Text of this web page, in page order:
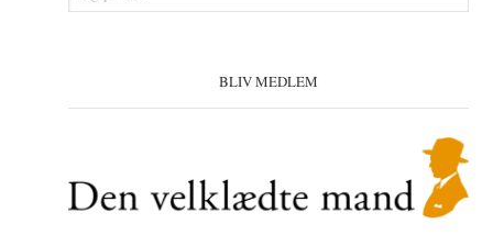
på
BLIV MEDLEM